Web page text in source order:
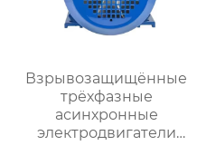
Взрывозащищённые
трёхфазные
асинхронные
электродвигатели